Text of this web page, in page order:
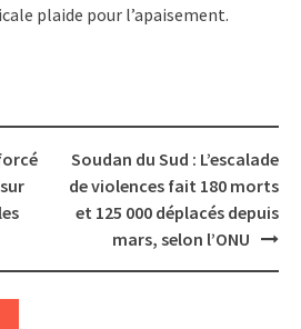
plaide pour l’apaisement.
Soudan du Sud : L’escalade
de violences fait 180 morts
et 125 000 déplacés depuis
mars, selon l’ONU